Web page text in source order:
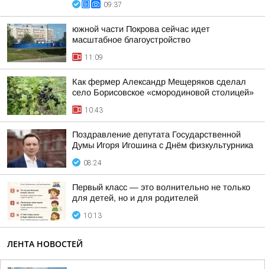
09:37
южной части Покрова сейчас идет
масштабное благоустройство
11:09
Как фермер Александр Мещеряков сделал
село Борисовское «смородиновой столицей»
10:43
Поздравление депутата Государственной
Думы Игоря Игошина с Днём физкультурника
08:24
Первый класс — это волнительно не только
для детей, но и для родителей
10:13
ЛЕНТА НОВОСТЕЙ